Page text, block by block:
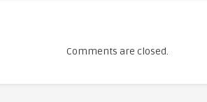
Comments are closed.